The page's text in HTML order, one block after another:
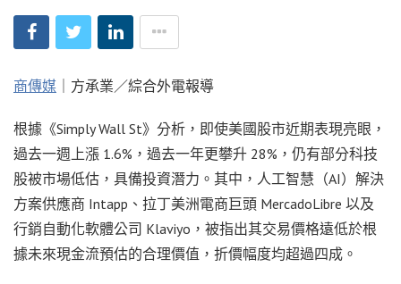
商傳媒 ｜方承業／綜合外電報導
根據《Simply Wall St》分析，即使美國股市近期表現亮眼，
過去一週上漲 1.6%，過去一年更攀升 28%，仍有部分科技
股被市場低估，具備投資潛力。其中，人工智慧（AI）解決
方案供應商 Intapp、拉丁美洲電商巨頭 MercadoLibre 以及
行銷自動化軟體公司 Klaviyo，被指出其交易價格遠低於根
據未來現金流預估的合理價值，折價幅度均超過四成。